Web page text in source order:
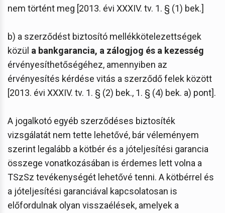
nem történt meg [2013. évi XXXIV. tv. 1. § (1) bek.]
b) a szerződést biztosító mellékkötelezettségek
közül a bankgarancia, a zálogjog és a kezesség
érvényesíthetőségéhez, amennyiben az
érvényesítés kérdése vitás a szerződő felek között
[2013. évi XXXIV. tv. 1. § (2) bek., 1. § (4) bek. a) pont].
A jogalkotó egyéb szerződéses biztosíték
vizsgálatát nem tette lehetővé, bár véleményem
szerint legalább a kötbér és a jóteljesítési garancia
összege vonatkozásában is érdemes lett volna a
TSzSz tevékenységét lehetővé tenni. A kötbérrel és
a jóteljesítési garanciával kapcsolatosan is
előfordulnak olyan visszaélések, amelyek a